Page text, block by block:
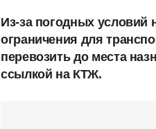
Из-за погодных условий
ограничения для
перевозить до места
ссылкой на КТЖ.